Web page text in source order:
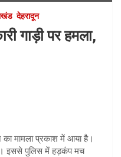
देहरादून
गाड़ी पर हमला,
मामला प्रकाश में आया है।
है। इससे पुलिस में हड़कंप मच